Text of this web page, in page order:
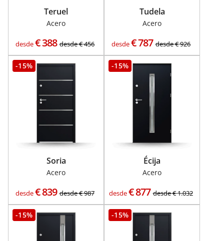
Teruel
Acero
desde€388 desde€456
Tudela
Acero
desde€787 desde€926
-15%
Soria
Acero
desde€839 desde€987
-15%
Écija
Acero
desde€877 desde€1.032
-15% -15%